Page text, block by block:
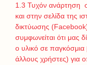
1.3 Τυχόν ανάρτηση
και στην σελίδα της
δικτύωσης (Facebook)
συμφωνείται ότι μας
ο υλικό σε
άλλους χρήστες) για